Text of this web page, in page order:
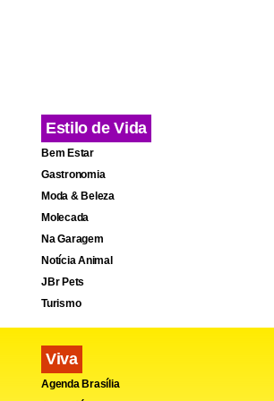
etapa terminou com o placar de 1 x 1.
Estilo de Vida
Bem Estar
Gastronomia
Moda & Beleza
Molecada
Na Garagem
Notícia Animal
JBr Pets
Turismo
Viva
Agenda Brasília